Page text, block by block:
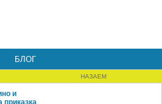
БЛОГ
НАЗАЕМ
и
приказка